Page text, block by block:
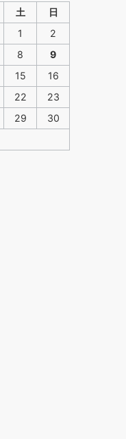
土
日
1
2
8
9
15
16
22
23
29
30